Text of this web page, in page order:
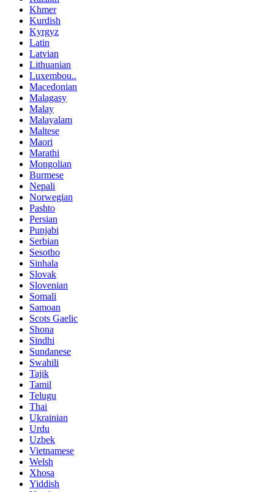
Khmer
Kurdish
Kyrgyz
Latin
Latvian
Lithuanian
Luxembou..
Macedonian
Malagasy
Malay
Malayalam
Maltese
Maori
Marathi
Mongolian
Burmese
Nepali
Norwegian
Pashto
Persian
Punjabi
Serbian
Sesotho
Sinhala
Slovak
Slovenian
Somali
Samoan
Scots Gaelic
Shona
Sindhi
Sundanese
Swahili
Tajik
Tamil
Telugu
Thai
Ukrainian
Urdu
Uzbek
Vietnamese
Welsh
Xhosa
Yiddish